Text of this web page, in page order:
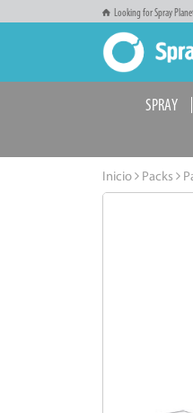
Looking for Spray
SPRAY
Inicio Packs